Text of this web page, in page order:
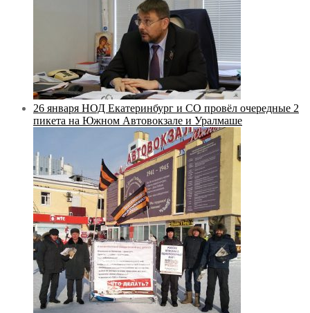
26 января НОД Екатеринбург и СО провёл очередные 2
пикета на Южном Автовокзале и Уралмаше